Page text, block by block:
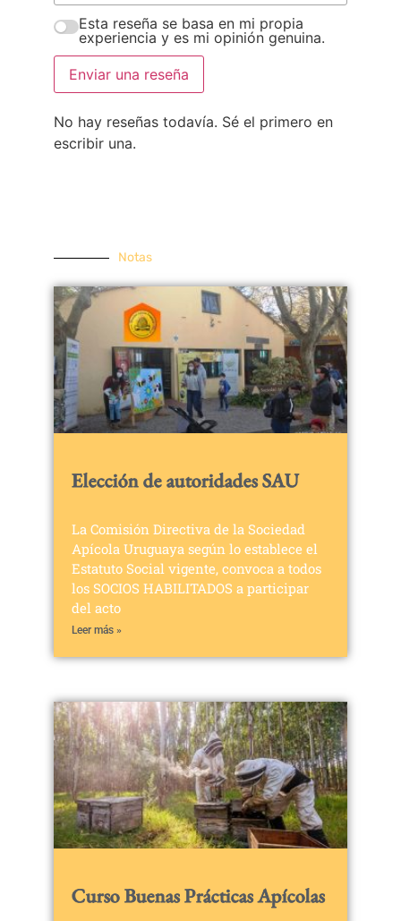
Esta reseña se basa en mi propia
experiencia y es mi opinión genuina.
Enviar una reseña
No hay reseñas todavía. Sé el primero en
escribir una.
Notas
Elección de autoridades SAU
La Comisión Directiva de la Sociedad
Apícola Uruguaya según lo establece el
Estatuto Social vigente, convoca a todos
los SOCIOS HABILITADOS a participar
del acto
Leer más »
Curso Buenas Prácticas Apícolas